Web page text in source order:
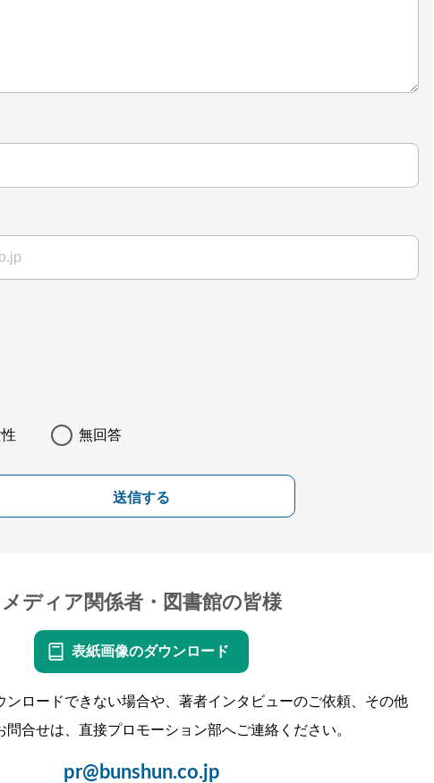
無回答
送信する
メディア関係者・図書館の皆様
表紙画像のダウンロード
ンロードできない場合や、著者インタビューのご依頼、その他
合せは、直接プロモーション部へご連絡ください。
pr@bunshun.co.jp